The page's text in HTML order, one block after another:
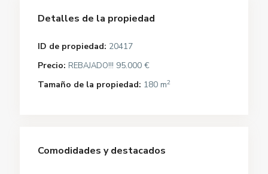
Detalles de la propiedad
ID de propiedad: 20417
Precio: REBAJADO!!! 95.000 €
Tamaño de la propiedad: 180 m2
Comodidades y destacados